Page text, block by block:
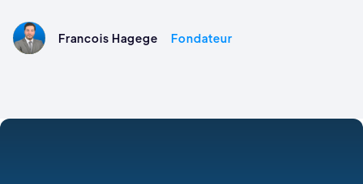
Francois Hagege Fondateur